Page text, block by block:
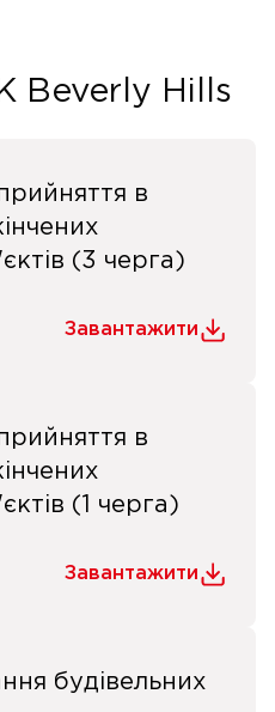
Beverly Hills
в
(3 черга)
Завантажити
в
(1 черга)
Завантажити
будівельних